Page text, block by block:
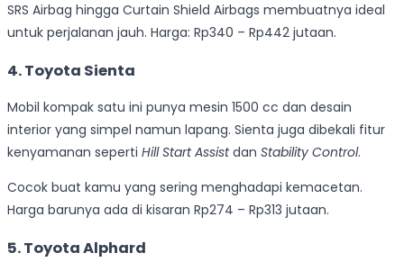
SRS Airbag hingga Curtain Shield Airbags membuatnya ideal
untuk perjalanan jauh. Harga: Rp340 – Rp442 jutaan.
4. Toyota Sienta
Mobil kompak satu ini punya mesin 1500 cc dan desain
interior yang simpel namun lapang. Sienta juga dibekali fitur
kenyamanan seperti Hill Start Assistdan Stability Control.
Cocok buat kamu yang sering menghadapi kemacetan.
Harga barunya ada di kisaran Rp274 – Rp313 jutaan.
5. Toyota Alphard